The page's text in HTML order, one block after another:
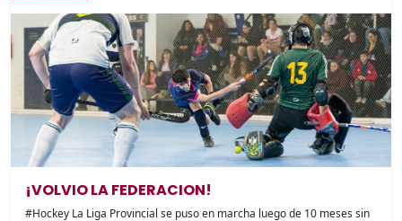
¡VOLVIO LA FEDERACION!
#Hockey La Liga Provincial se puso en marcha luego de 10 meses sin